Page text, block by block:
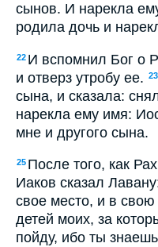
сынов. И нарекла
родила дочь и
22 И вспомнил Бог о
и отверз утробу ее. 23
сына, и сказала:
нарекла ему имя:
мне и другого сына.
25 После того, как
Иаков сказал
свое место, и в
детей моих, за
пойду, ибо ты